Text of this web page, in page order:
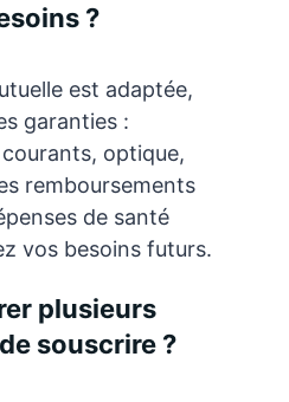
?
est adaptée,
garanties :
optique,
remboursements
de santé
vos besoins futurs.
plusieurs
souscrire ?